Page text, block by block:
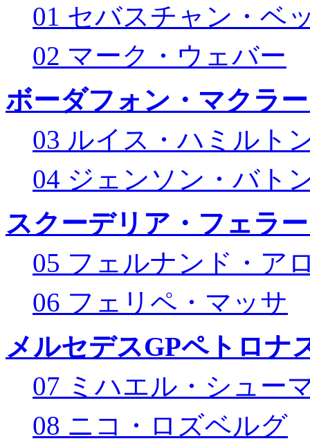
01 セバスチャン・ベ
02 マーク・ウェバー
ボーダフォン・マクラ
03 ルイス・ハミルト
04 ジェンソン・バト
スクーデリア・フェラ
05 フェルナンド・ア
06 フェリペ・マッサ
メルセデスGPペトロナ
07 ミハエル・シュー
08 ニコ・ロズベルグ